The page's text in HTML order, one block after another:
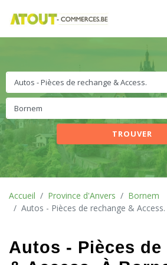
TROUVER
Accueil Province d'Anvers
Bornem
Autos - Pièces de rechange & Access.
Autos - Pièces de